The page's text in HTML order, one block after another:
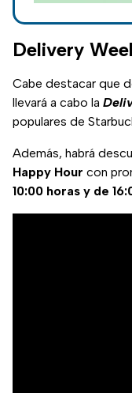
Delivery
Cabe destacar que
llevará a cabo la
populares de
Además, habrá
Happy Hour con
10:00 horas y de